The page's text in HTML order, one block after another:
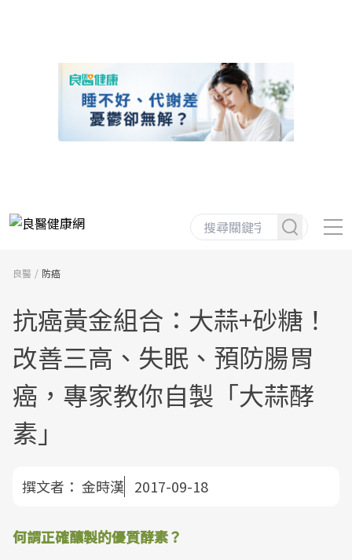
良醫 防癌
抗癌黃金組合：大蒜+砂糖！
改善三高、失眠、預防腸胃
癌，專家教你自製「大蒜酵
素」
撰文者： 金時漢 2017-09-18
何謂正確釀製的優質酵素？